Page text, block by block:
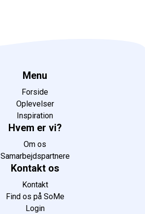
Menu
Forside
Oplevelser
Inspiration
Hvem er vi?
Om os
Samarbejdspartnere
Kontakt os
Kontakt
Find os på SoMe
Login